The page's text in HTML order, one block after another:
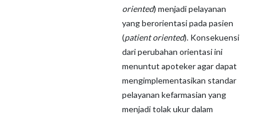
oriented) menjadi pelayanan
yang berorientasi pada pasien
(patient oriented). Konsekuensi
dari perubahan orientasi ini
menuntut apoteker agar dapat
mengimplementasikan standar
pelayanan kefarmasian yang
menjadi tolak ukur dalam